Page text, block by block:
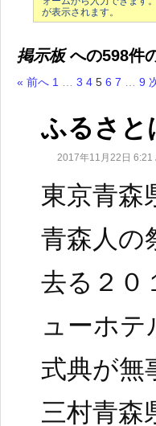
が表示されます。
掲示板への598件
« 前へ 1 3 4 5 6 7 9
ふるさ
2017年11月22日 6:21
東京青森
青森人の
去る２０
ューホテ
式典が無
三村青森